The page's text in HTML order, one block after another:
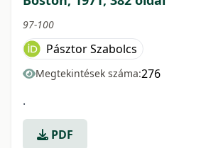
97-100
Pásztor Szabolcs
Megtekintések száma:276
.
PDF